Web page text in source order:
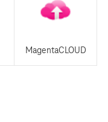
MagentaCLOUD